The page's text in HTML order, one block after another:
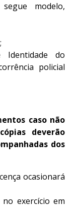
modelo,
Identidade do
policial
caso não
deverão
dos
ocasionará
exercício em